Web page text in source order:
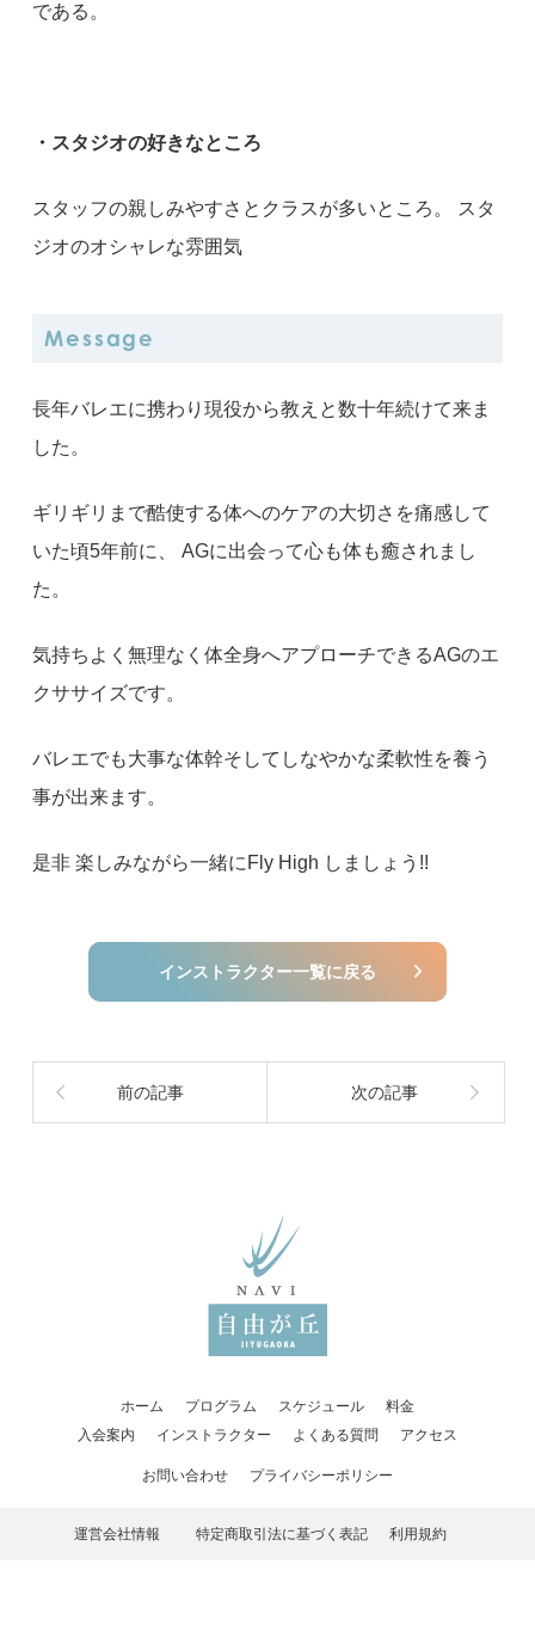
である。
・スタジオの好きなところ
スタッフの親しみやすさとクラスが多いところ。 スタ
ジオのオシャレな雰囲気
Message
長年バレエに携わり現役から教えと数十年続けて来ま
した。
ギリギリまで酷使する体へのケアの大切さを痛感して
いた頃5年前に、 AGに出会って心も体も癒されまし
た。
気持ちよく無理なく体全身へアプローチできるAGのエ
クササイズです。
バレエでも大事な体幹そしてしなやかな柔軟性を養う
事が出来ます。
是非 楽しみながら一緒にFly High しましょう!!
インストラクター一覧に戻る
前の記事 次の記事
ホーム プログラム スケジュール
料金
入会案内
インストラクター よくある質問 アクセス
お問い合わせ プライバシーポリシー
運営会社情報 特定商取引法に基づく表記 利用規約